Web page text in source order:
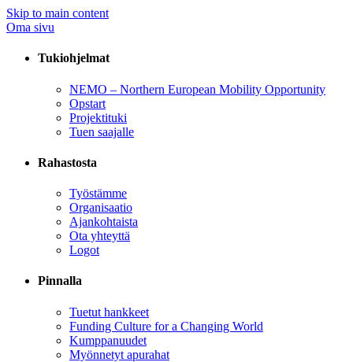
Skip to main content
Oma sivu
Tukiohjelmat
NEMO – Northern European Mobility Opportunity
Opstart
Projektituki
Tuen saajalle
Rahastosta
Työstämme
Organisaatio
Ajankohtaista
Ota yhteyttä
Logot
Pinnalla
Tuetut hankkeet
Funding Culture for a Changing World
Kumppanuudet
Myönnetyt apurahat